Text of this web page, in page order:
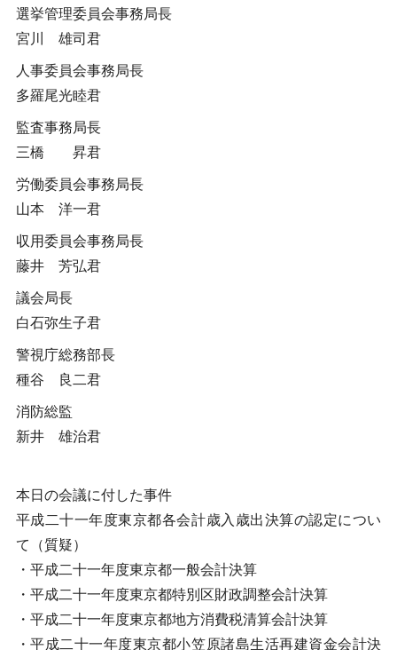
選挙管理委員会事務局長
宮川 雄司君
人事委員会事務局長
多羅尾光睦君
監査事務局長
三橋 昇君
労働委員会事務局長
山本 洋一君
収用委員会事務局長
藤井 芳弘君
議会局長
白石弥生子君
警視庁総務部長
種谷 良二君
消防総監
新井 雄治君
本日の会議に付した事件
平成二十一年度東京都各会計歳入歳出決算の認定につい
て（質疑）
・平成二十一年度東京都一般会計決算
・平成二十一年度東京都特別区財政調整会計決算
・平成二十一年度東京都地方消費税清算会計決算
・平成二十一年度東京都小笠原諸島生活再建資金会計決